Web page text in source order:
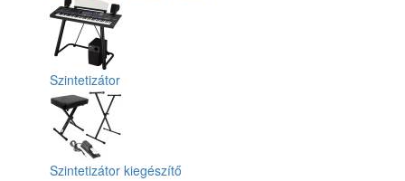
Szintetizátor
Szintetizátor kiegészítő